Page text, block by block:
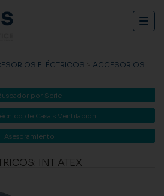
ELÉCTRICOS > ACCESORIOS
por Serie
de Casals Ventilación
Asesoramiento
INT ATEX